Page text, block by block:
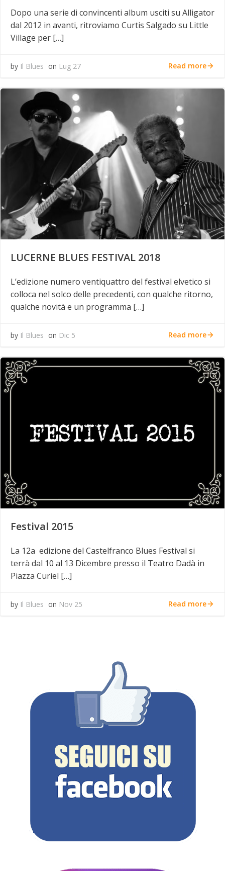
Dopo una serie di convincenti album usciti su Alligator
dal 2012 in avanti, ritroviamo Curtis Salgado su Little
Village per […]
by Il Blues on Lug 27 Read more
LUCERNE BLUES FESTIVAL 2018
L’edizione numero ventiquattro del festival elvetico si
colloca nel solco delle precedenti, con qualche ritorno,
qualche novità e un programma […]
by Il Blues on Dic 5 Read more
Festival 2015
La 12a edizione del Castelfranco Blues Festival si
terrà dal 10 al 13 Dicembre presso il Teatro Dadà in
Piazza Curiel […]
by Il Blues on Nov 25 Read more